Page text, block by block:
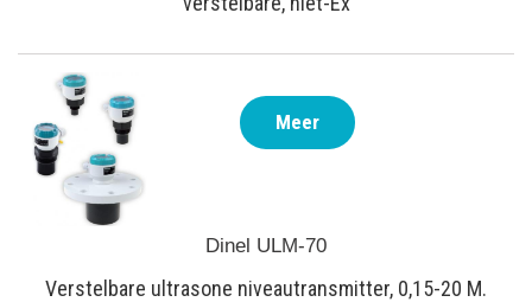
Dinel ULM-70
Verstelbare ultrasone niveautransmitter, 0,15-20 M.
Meer